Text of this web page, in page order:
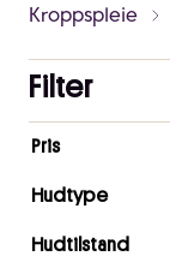
Kroppspleie
Filter
Pris
Hudtype
Hudtilstand